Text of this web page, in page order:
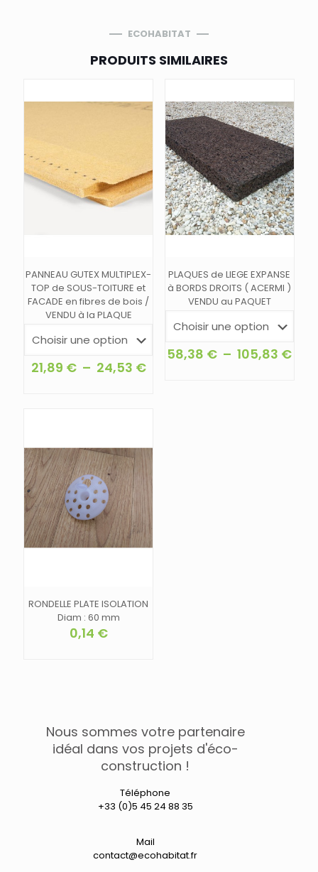
ECOHABITAT
PRODUITS SIMILAIRES
PANNEAU GUTEX MULTIPLEX-
TOP de SOUS-TOITURE et
FACADE en fibres de bois /
VENDU à la PLAQUE
21,89 € – 24,53 €Plage
Les
options
peuvent
être
choisies
sur
la
page
PLAQUES de LIEGE EXPANSE
à BORDS DROITS ( ACERMI )
VENDU au PAQUET
58,38 € – 105,83 €
RONDELLE PLATE ISOLATION
Diam : 60 mm
0,14 €
Nous sommes votre partenaire
idéal dans vos projets d'éco-
construction !
Téléphone
+33 (0)5 45 24 88 35
Mail
contact@ecohabitat.fr